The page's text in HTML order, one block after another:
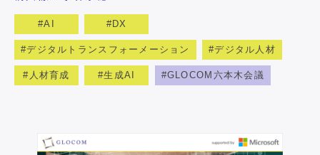
AI DX
デジタルトランスフォーメーション デジタル人材
人材育成 生成AI GLOCOM六本木会議